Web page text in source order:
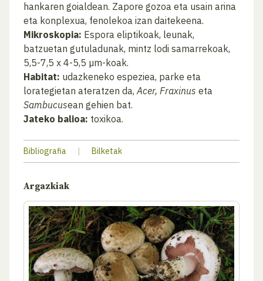
hankaren goialdean. Zapore gozoa eta usain arina
eta konplexua, fenolekoa izan daitekeena.
Mikroskopia: Espora eliptikoak, leunak,
batzuetan gutuladunak, mintz lodi samarrekoak,
5,5-7,5 x 4-5,5 µm-koak.
Habitat: udazkeneko espeziea, parke eta
lorategietan ateratzen da,Acer, Fraxinus eta
Sambucusean gehien bat.
Jateko balioa: toxikoa.
Bibliografia | Bilketak
Argazkiak